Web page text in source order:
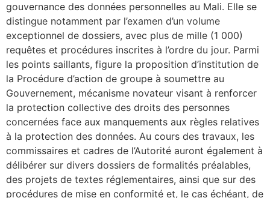
gouvernance des données personnelles au Mali. Elle se
distingue notamment par l’examen d’un volume
exceptionnel de dossiers, avec plus de mille (1 000)
requêtes et procédures inscrites à l’ordre du jour. Parmi
les points saillants, figure la proposition d’institution de
la Procédure d’action de groupe à soumettre au
Gouvernement, mécanisme novateur visant à renforcer
la protection collective des droits des personnes
concernées face aux manquements aux règles relatives
à la protection des données. Au cours des travaux, les
commissaires et cadres de l’Autorité auront également à
délibérer sur divers dossiers de formalités préalables,
des projets de textes réglementaires, ainsi que sur des
procédures de mise en conformité et, le cas échéant, de